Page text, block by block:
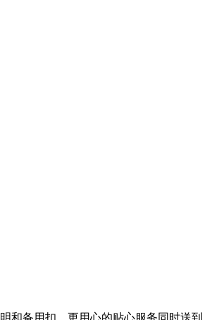
和备用扣，更用心的贴心服务同时送到。